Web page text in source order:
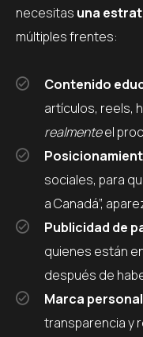
necesitas una
múltiples frentes:
Contenido
artículos, reels,
realmenteel
sociales, para
a Canadá”,
Publicidad de
quienes están
después de
Marca
transparencia y